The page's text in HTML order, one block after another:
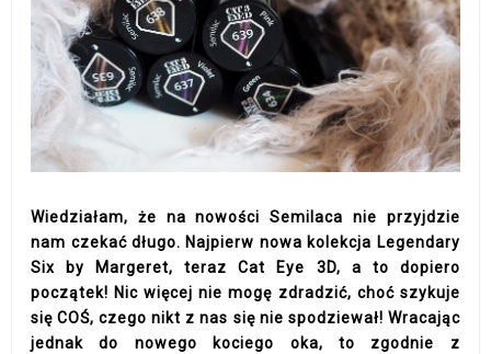
Wiedziałam, że na nowości Semilaca nie przyjdzie
nam czekać długo. Najpierw nowa kolekcja Legendary
Six by Margeret, teraz Cat Eye 3D, a to dopiero
początek! Nic więcej nie mogę zdradzić, choć szykuje
się COŚ, czego nikt z nas się nie spodziewał! Wracając
jednak do nowego kociego oka, to zgodnie z